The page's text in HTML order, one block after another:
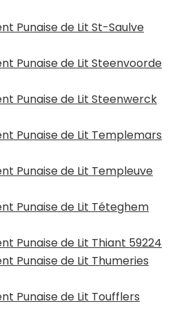
Punaise de Lit St-Saulve
Punaise de Lit Steenvoorde
Punaise de Lit Steenwerck
Punaise de Lit Templemars
Punaise de Lit Templeuve
Punaise de Lit Téteghem
Punaise de Lit Thiant 59224
Punaise de Lit Thumeries
Punaise de Lit Toufflers